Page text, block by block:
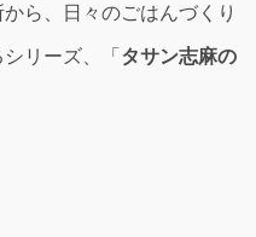
ら、日々のごはんづくり
リーズ、「 タサン志麻の